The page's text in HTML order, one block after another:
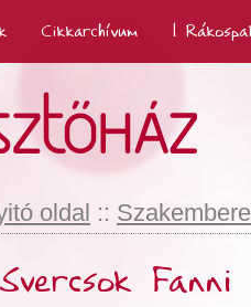
Cikkarchívum |
oldal ::
Svercsok Fanni